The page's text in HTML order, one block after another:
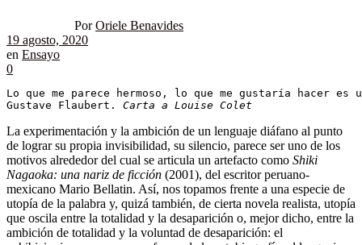
Por Oriele Benavides
19 agosto, 2020
en Ensayo
0
Lo que me parece hermoso, lo que me gustaría
Gustave Flaubert. Carta a Louise Colet
La experimentación y la ambición de un lenguaje diáfano al punto
de lograr su propia invisibilidad, su silencio, parece ser uno de los
motivos alrededor del cual se articula un artefacto como Shiki
Nagaoka: una nariz de ficción (2001), del escritor peruano-
mexicano Mario Bellatin. Así, nos topamos frente a una especie de
utopía de la palabra y, quizá también, de cierta novela realista, utopía
que oscila entre la totalidad y la desaparición o, mejor dicho, entre la
ambición de totalidad y la voluntad de desaparición: el